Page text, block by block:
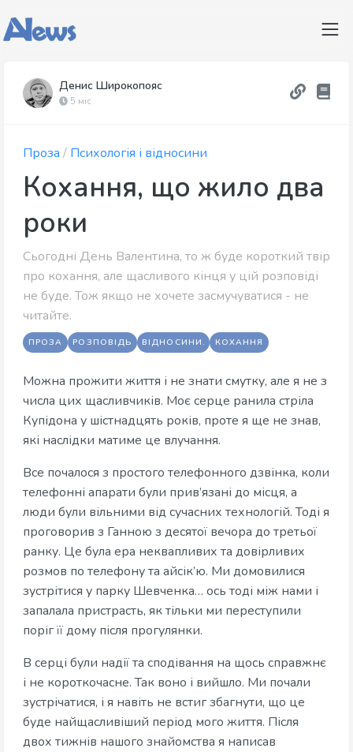
Денис Широкопояс
5 міс
Проза / Психологія і відносини
Кохання, що жило два
роки
Сьогодні День Валентина, то ж буде короткий твір
про кохання, але щасливого кінця у цій розповіді
не буде. Тож якщо не хочете засмучуватися - не
читайте.
ПРОЗА РОЗПОВІДЬ ВІДНОСИНИ. КОХАННЯ
Можна прожити життя і не знати смутку, але я не з
числа цих щасливчиків. Моє серце ранила стріла
Купідона у шістнадцять років, проте я ще не знав,
які наслідки матиме це влучання.
Все почалося з простого телефонного дзвінка, коли
телефонні апарати були прив’язані до місця, а
люди були вільними від сучасних технологій. Тоді я
проговорив з Ганною з десятої вечора до третьої
ранку. Це була ера неквапливих та довірливих
розмов по телефону та айсік’ю. Ми домовилися
зустрітися у парку Шевченка… ось тоді між нами і
запалала пристрасть, як тільки ми переступили
поріг її дому після прогулянки.
В серці були надії та сподівання на щось справжнє
і не короткочасне. Так воно і вийшло. Ми почали
зустрічатися, і я навіть не встиг збагнути, що це
буде найщасливіший період мого життя. Після
двох тижнів нашого знайомства я написав